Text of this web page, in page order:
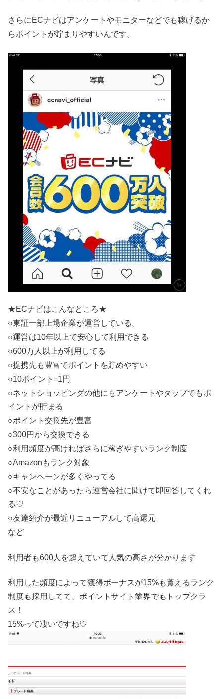
さらにECナビはアンケートやモニターなどでも稼げるか
らポイントが貯まりやすいんです。
★ECナビはこんなところ★
○東証一部上場企業が運営している。
○運営は10年以上で安心して利用できる
○600万人以上が利用してる
○提携先も豊富でポイントを貯めやすい
○10ポイント=1円
○ネットショッピングの他にもアンケートやタップでもポ
イントが貯まる
○ポイント交換先が豊富
○300円から交換できる
○利用頻度が高ければさらに稼ぎやすいランク制度
○Amazonもランク対象
○キャンペーンが多くやってる
○不安なことがあったら運営会社に聞けて即回答してくれ
る♡
○友達紹介が最近リニューアルして高還元
など
利用者も600人を超えていて人気の高さが分かります
利用した頻度によって獲得ボーナスが15%も貰えるランク
制度も採用してて、ポイントサイト業界でもトップクラ
ス！
15%って凄いですね♡